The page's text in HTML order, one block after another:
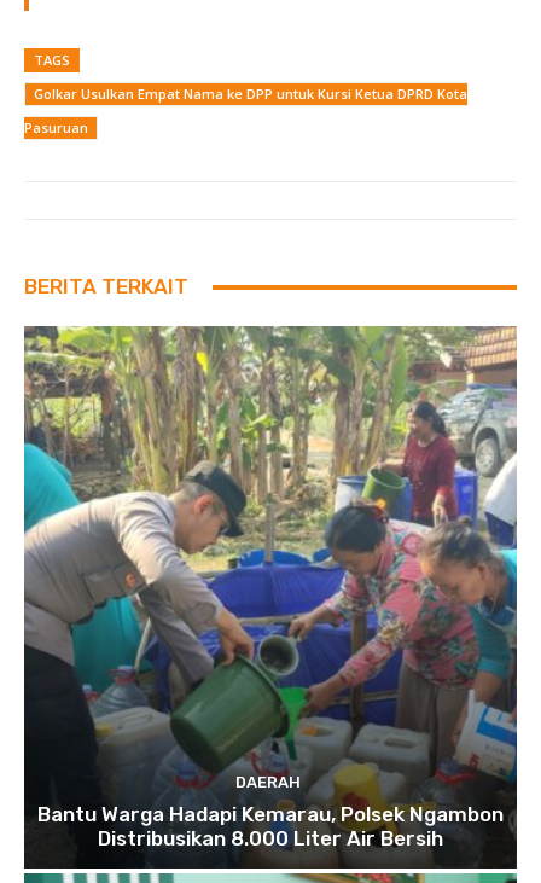
TAGS
Golkar Usulkan Empat Nama ke DPP untuk Kursi Ketua DPRD Kota
Pasuruan
BERITA TERKAIT
DAERAH
Bantu Warga Hadapi Kemarau, Polsek Ngambon
Distribusikan 8.000 Liter Air Bersih